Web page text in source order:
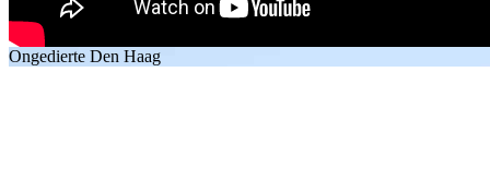
Ongedierte Den Haag